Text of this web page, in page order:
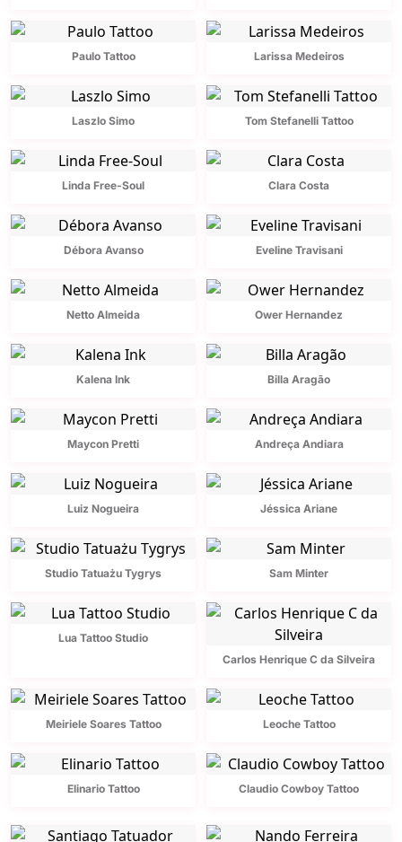
Paulo Tattoo Larissa Medeiros
Laszlo Simo Tom Stefanelli Tattoo
Linda Free-Soul Clara Costa
Débora Avanso Eveline Travisani
Netto Almeida Ower Hernandez
Kalena Ink Billa Aragão
Maycon Pretti Andreça Andiara
Luiz Nogueira Jéssica Ariane
Studio Tatuażu Tygrys Sam Minter
Lua Tattoo Studio
Carlos Henrique C da Silveira
Meiriele Soares Tattoo Leoche Tattoo
Elinario Tattoo Claudio Cowboy Tattoo